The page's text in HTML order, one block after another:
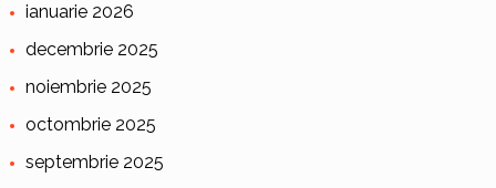
ianuarie 2026
decembrie 2025
noiembrie 2025
octombrie 2025
septembrie 2025